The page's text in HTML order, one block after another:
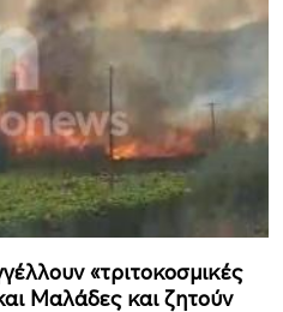
«τριτοκοσμικές
Μαλάδες και ζητούν